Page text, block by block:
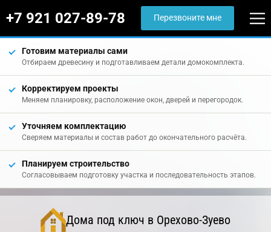
+7 921 027-89-78 Перезвоните мне
Готовим материалы сами
Отбираем древесину и подготавливаем детали домокомплекта.
Корректируем проекты
Меняем планировку, расположение окон, дверей и перегородок.
Уточняем комплектацию
Сверяем материалы и состав работ до окончательного расчёта.
Планируем строительство
Согласовываем подготовку участка и последовательность этапов.
Дома под ключ в Орехово-Зуево